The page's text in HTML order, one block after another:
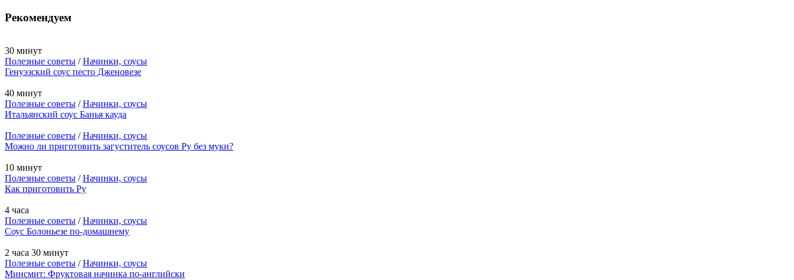
Рекомендуем
30 минут
Полезные советы /Начинки, соусы
Генуэзский соус песто Дженовезе
40 минут
Полезные советы /Начинки, соусы
Итальянский соус Банья кауда
Полезные советы /Начинки, соусы
Можно ли приготовить загуститель соусов Ру без муки?
10 минут
Полезные советы /Начинки, соусы
Как приготовить Ру
4 часа
Полезные советы /Начинки, соусы
Соус Болоньезе по-домашнему
2 часа 30 минут
Полезные советы /Начинки, соусы
Минсмит: Фруктовая начинка по-английски